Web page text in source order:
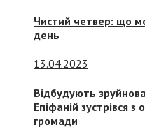
Чистий четвер: що
день
13.04.2023
Відбудують
Епіфаній зустрівся
громади